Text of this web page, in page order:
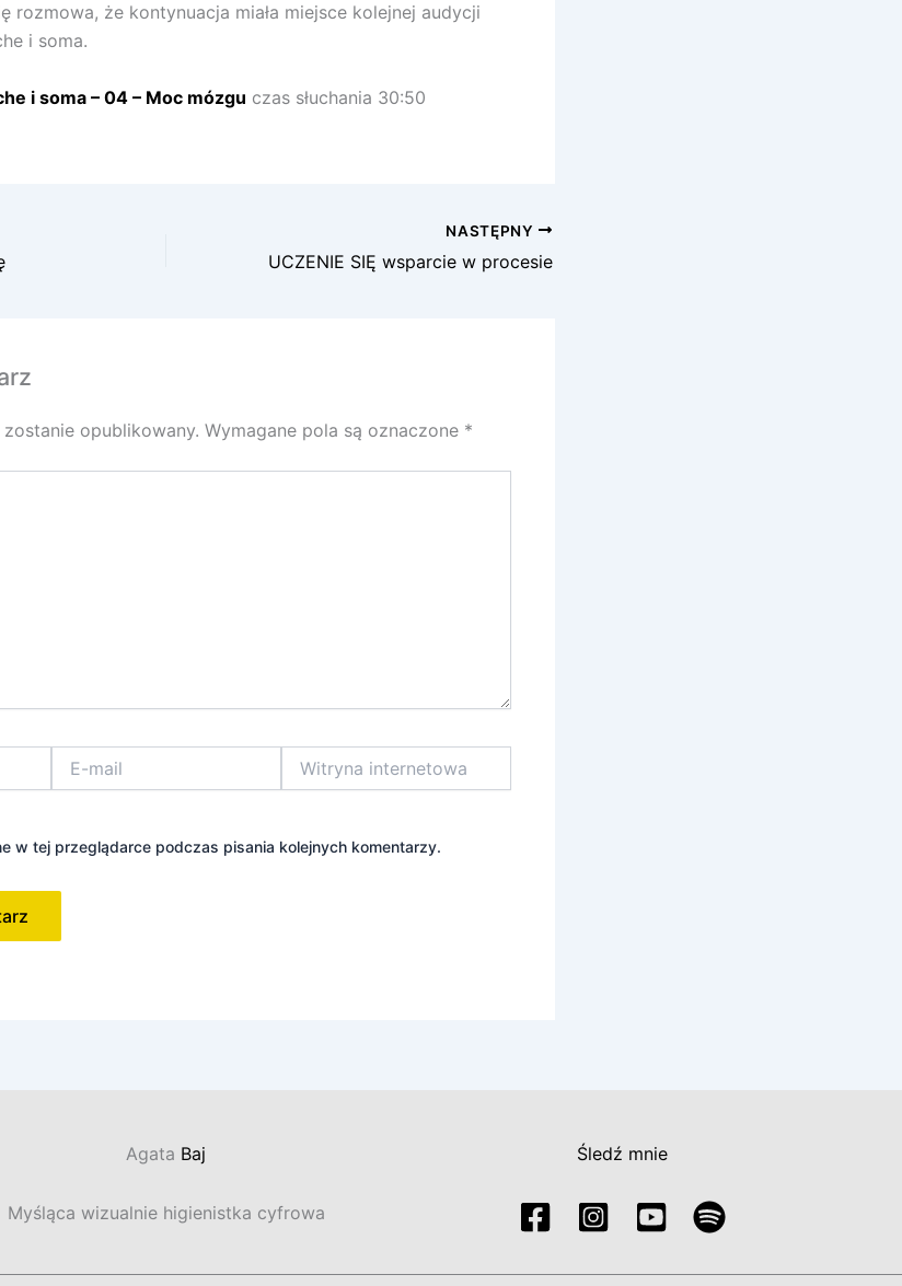
rozmowa, że kontynuacja miała miejsce kolejnej audycji
i soma.
i soma – 04 – Moc mózgu czas słuchania 30:50
NASTĘPNY
UCZENIE SIĘ wsparcie w procesie
opublikowany. Wymagane pola są oznaczone *
mail
internetowa
w tej przeglądarce podczas pisania kolejnych komentarzy.
Agata Baj
Myśląca wizualnie higienistka cyfrowa
Śledź mnie